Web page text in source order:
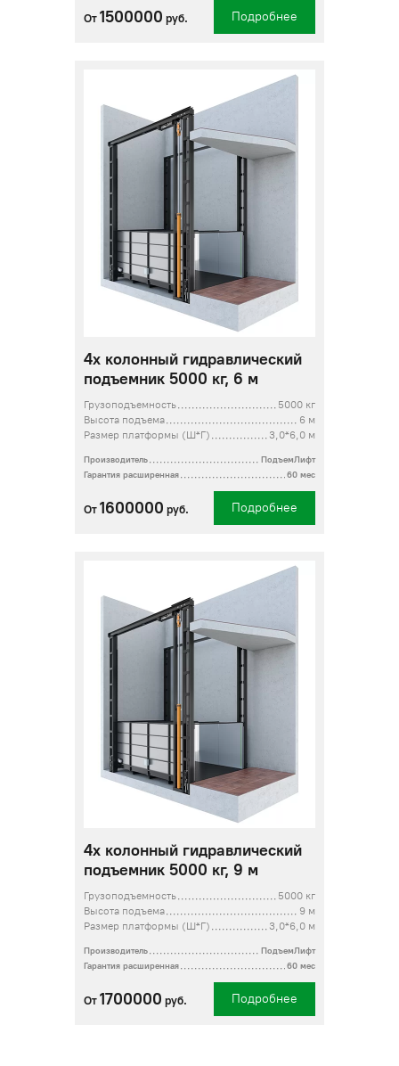
От 1500000 руб. Подробнее
4х колонный гидравлический
подъемник 5000 кг, 6 м
Грузоподъемность
5000 кг
Высота подъема
6 м
Размер платформы (Ш*Г)
3,0*6,0 м
Производитель
ПодъемЛифт
Гарантия расширенная
60 мес
От 1600000 руб. Подробнее
4х колонный гидравлический
подъемник 5000 кг, 9 м
Грузоподъемность
5000 кг
Высота подъема
9 м
Размер платформы (Ш*Г)
3,0*6,0 м
Производитель
ПодъемЛифт
Гарантия расширенная
60 мес
От 1700000 руб. Подробнее